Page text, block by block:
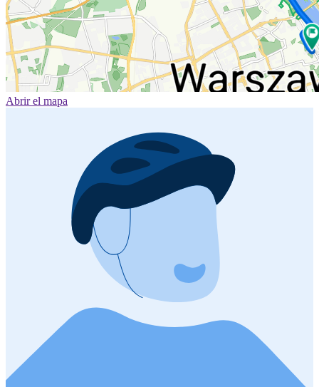
Abrir el mapa